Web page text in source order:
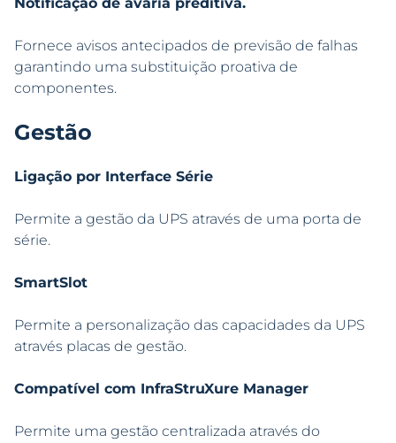
Notificação de avaria preditiva.
Fornece avisos antecipados de previsão de falhas
garantindo uma substituição proativa de
componentes.
Gestão
Ligação por Interface Série
Permite a gestão da UPS através de uma porta de
série.
SmartSlot
Permite a personalização das capacidades da UPS
através placas de gestão.
Compatível com InfraStruXure Manager
Permite uma gestão centralizada através do